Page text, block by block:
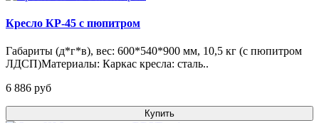
Кресло КР-45 с пюпитром
Габариты (д*г*в), вес: 600*540*900 мм, 10,5 кг (с пюпитром
ЛДСП)Материалы: Каркас кресла: сталь..
6 886 pуб
Купить